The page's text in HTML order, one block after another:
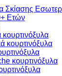
Σκίασης
Ετών
κουρτινόξυλα
κουρτινόξυλα
κουρτινόξυλα